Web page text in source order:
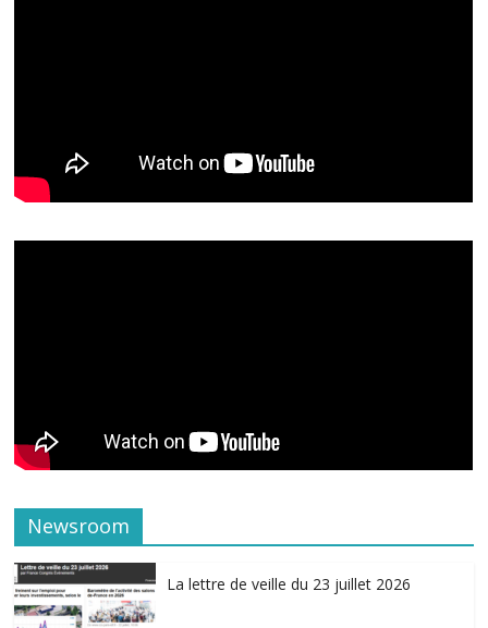
Newsroom
La lettre de veille du 23 juillet 2026